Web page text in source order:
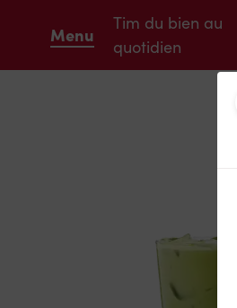
Menu
Tim du bien au
quotidien